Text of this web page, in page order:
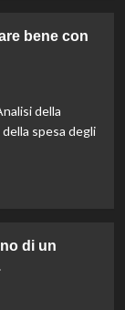
bene con
della
spesa degli
di un